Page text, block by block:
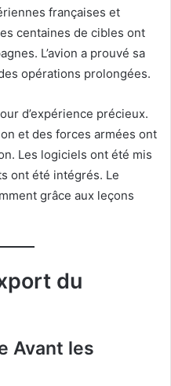
françaises et
centaines de cibles ont
L’avion a prouvé sa
opérations prolongées.
d’expérience précieux.
et des forces armées ont
Les logiciels ont été mis
ont été intégrés. Le
grâce aux leçons
du
Avant les